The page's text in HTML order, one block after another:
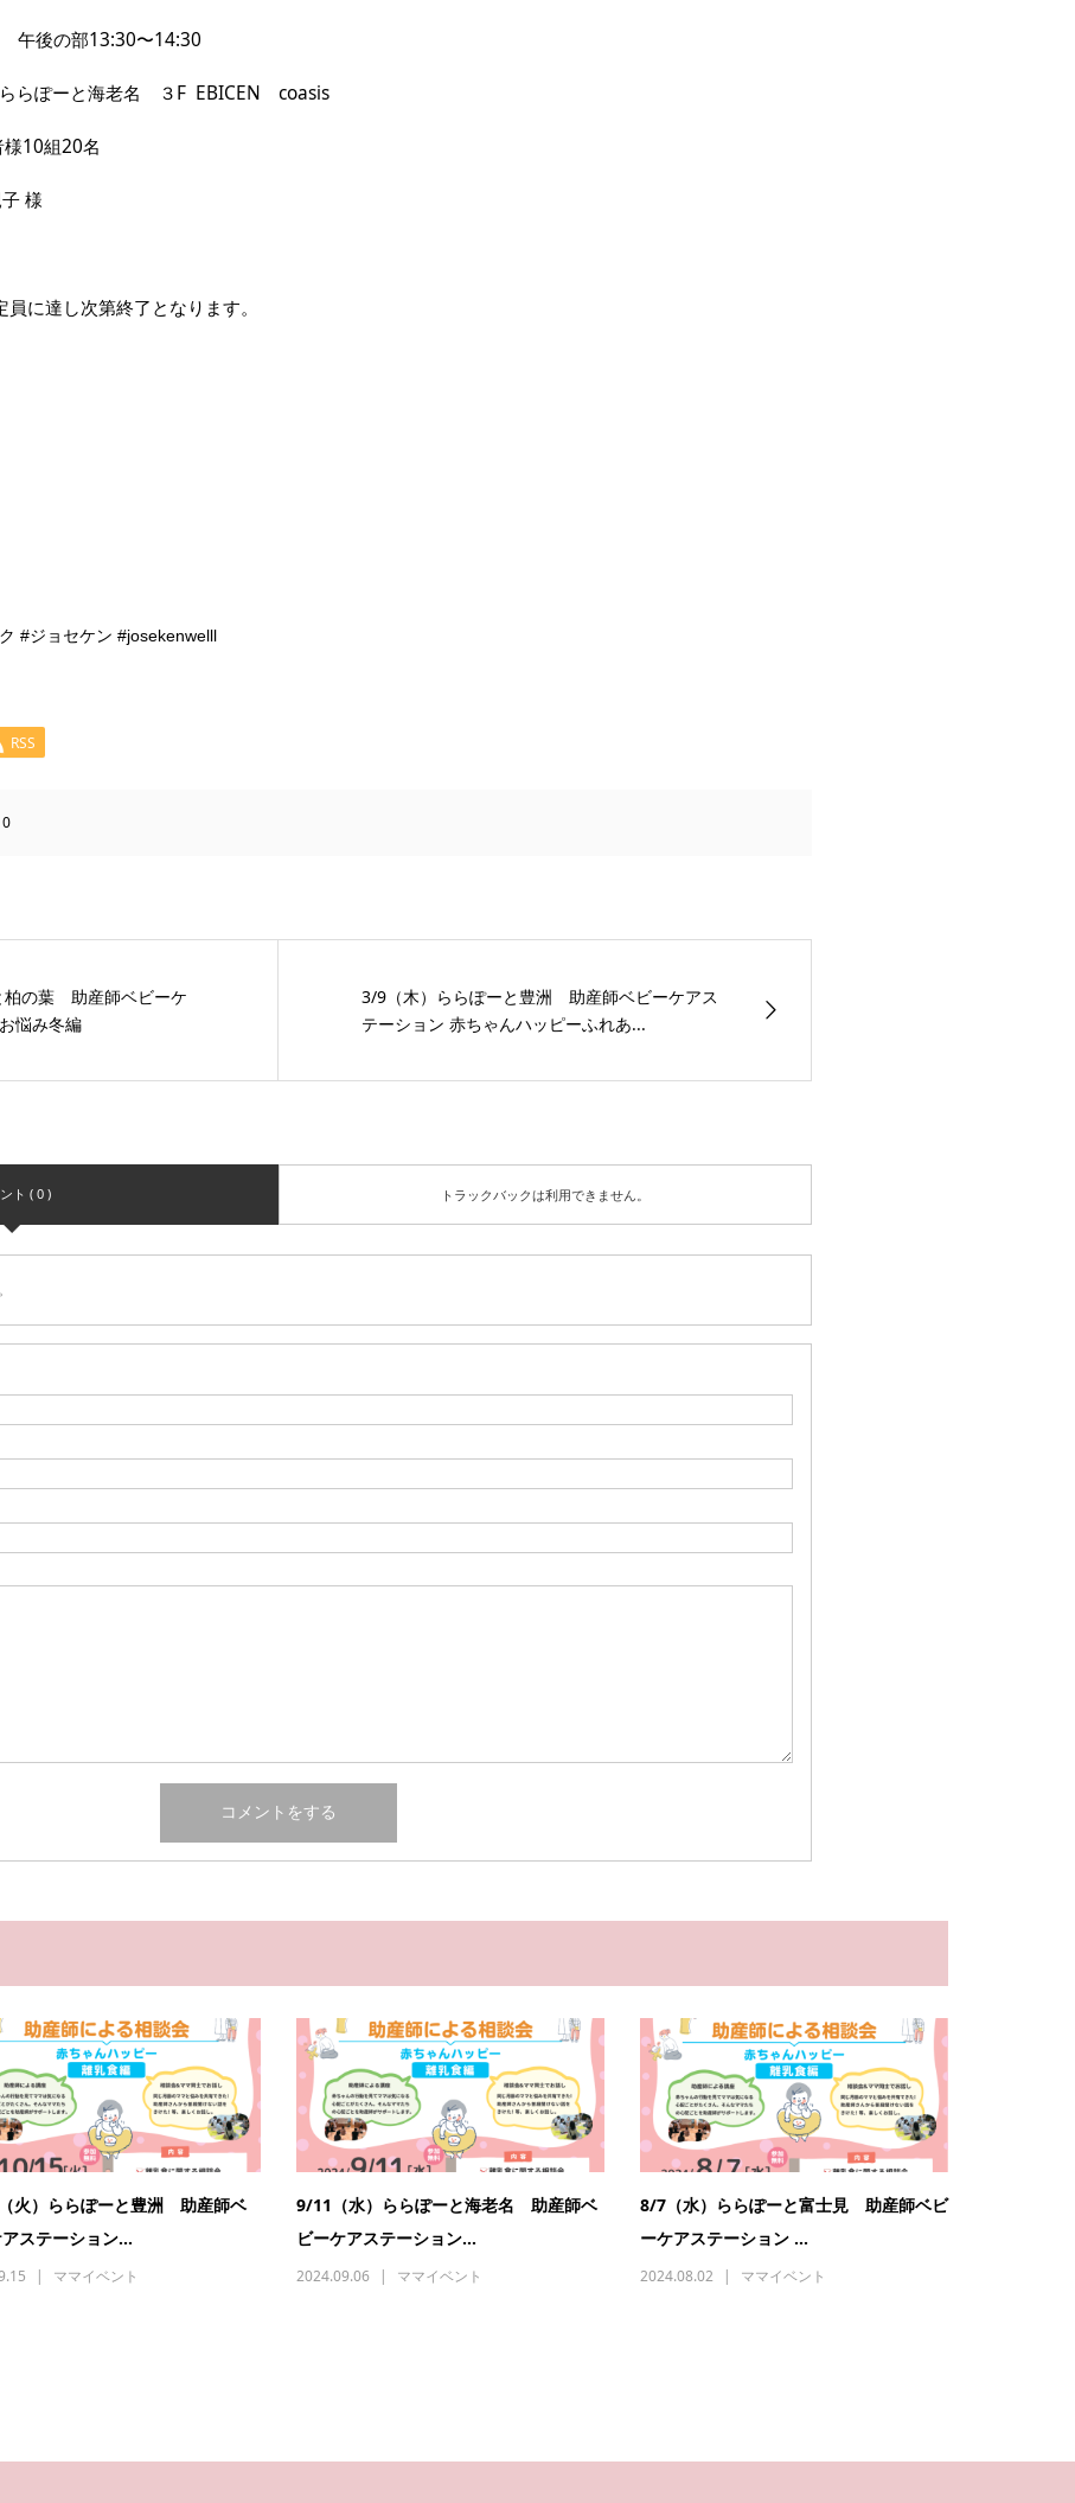
後の部13:30〜14:30
ららぽーと海老名 ３F EBICEN coasis
10組20名
様
に達し次第終了となります。
#ジョセケン #josekenwelll
RSS
0
柏の葉 助産師ベビーケ
悩み冬編
3/9（木）ららぽーと豊洲 助産師ベビーケアス
テーション 赤ちゃんハッピーふれあ...
ト ( 0 ) トラックバックは利用できません。
火）ららぽーと豊洲 助産師ベ
ステーション...
ママイベント
9/11（水）ららぽーと海老名 助産師ベ
ビーケアステーション...
2024.09.06 ママイベント
8/7（水）ららぽーと富士見 助産師ベビ
ーケアステーション ...
2024.08.02 ママイベント